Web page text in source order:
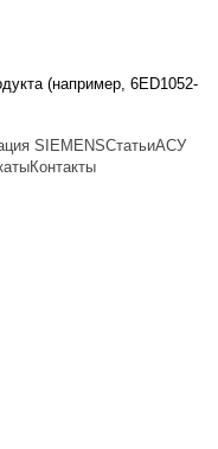
(например, 6ED1052-
SIEMENSСтатьиАСУ
Контакты